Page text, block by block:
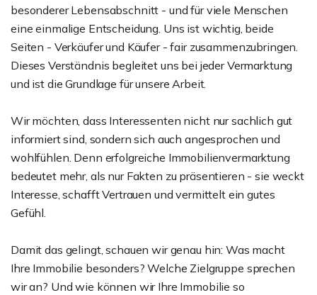
besonderer Lebensabschnitt - und für viele Menschen
eine einmalige Entscheidung. Uns ist wichtig, beide
Seiten - Verkäufer und Käufer - fair zusammenzubringen.
Dieses Verständnis begleitet uns bei jeder Vermarktung
und ist die Grundlage für unsere Arbeit.
Wir möchten, dass Interessenten nicht nur sachlich gut
informiert sind, sondern sich auch angesprochen und
wohlfühlen. Denn erfolgreiche Immobilienvermarktung
bedeutet mehr, als nur Fakten zu präsentieren - sie weckt
Interesse, schafft Vertrauen und vermittelt ein gutes
Gefühl.
Damit das gelingt, schauen wir genau hin: Was macht
Ihre Immobilie besonders? Welche Zielgruppe sprechen
wir an? Und wie können wir Ihre Immobilie so